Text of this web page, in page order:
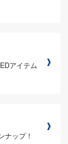
アイテム
ナップ！